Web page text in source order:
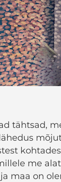
tähtsad,
me
maa on